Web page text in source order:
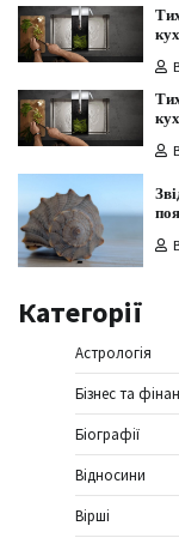
Категорії
Астрологія
Бізнес та
Біографії
Відносини
Вірші